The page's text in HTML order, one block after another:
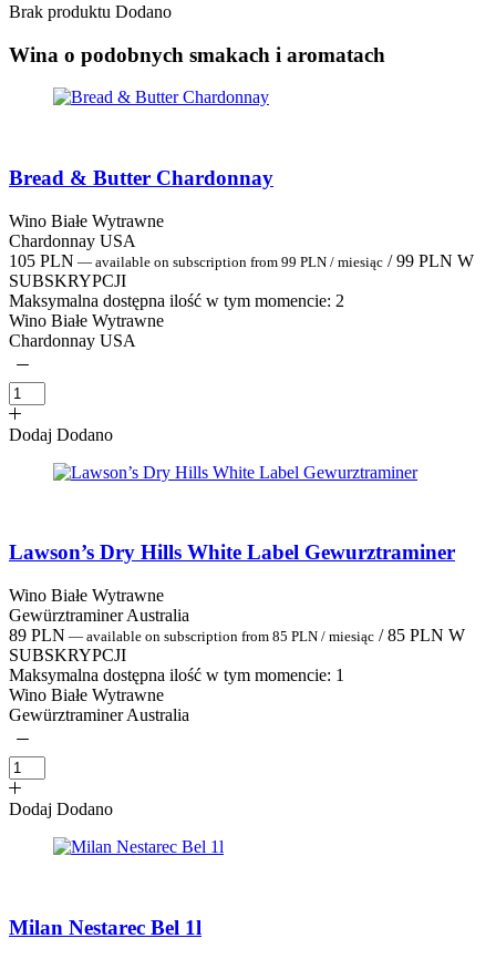
Brak produktu Dodano
Wina o podobnych smakach i aromatach
Bread & Butter Chardonnay
Wino Białe Wytrawne
Chardonnay USA
105 PLN — available on subscription from 99 PLN / miesiąc / 99 PLN W
SUBSKRYPCJI
Maksymalna dostępna ilość w tym momencie: 2
Wino Białe Wytrawne
Chardonnay USA
Dodaj Dodano
Lawson’s Dry Hills White Label Gewurztraminer
Wino Białe Wytrawne
Gewürztraminer Australia
89 PLN — available on subscription from 85 PLN / miesiąc / 85 PLN W
SUBSKRYPCJI
Maksymalna dostępna ilość w tym momencie: 1
Wino Białe Wytrawne
Gewürztraminer Australia
Dodaj Dodano
Milan Nestarec Bel 1l